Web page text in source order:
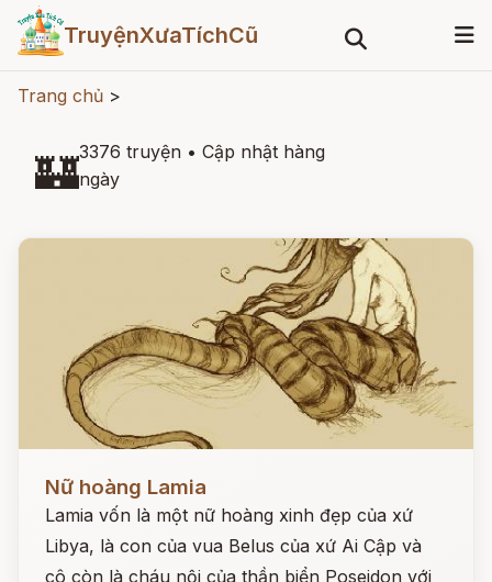
TruyệnXưaTíchCũ
Trang chủ >
🏰3376 truyện • Cập nhật hàng
ngày
Nữ hoàng Lamia
Lamia vốn là một nữ hoàng xinh đẹp của xứ
Libya, là con của vua Belus của xứ Ai Cập và
cô còn là cháu nội của thần biển Poseidon với